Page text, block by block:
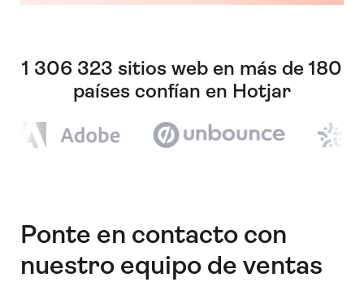
1 306 323 sitios web en más de 180
países confían en Hotjar
Ponte en contacto con
nuestro equipo de ventas